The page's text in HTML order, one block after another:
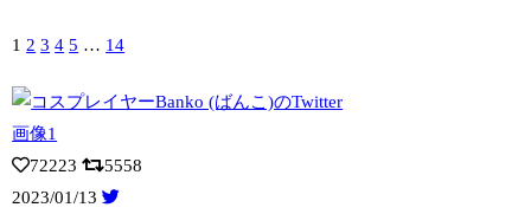
1 2 3 4 5 … 14
72223
5558
2023/01/13